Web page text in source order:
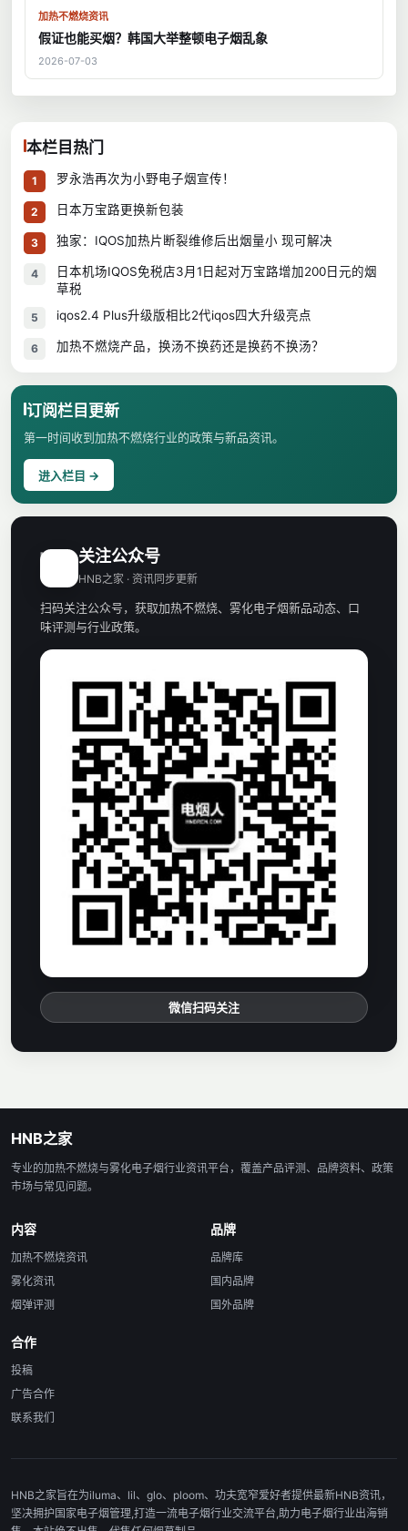
加热不燃烧资讯
假证也能买烟？韩国大举整顿电子烟乱象
2026-07-03
本栏目热门
1 罗永浩再次为小野电子烟宣传！
2 日本万宝路更换新包装
3 独家：IQOS加热片断裂维修后出烟量小 现可解决
4
日本机场IQOS免税店3月1日起对万宝路增加200日元的烟
草税
5 iqos2.4 Plus升级版相比2代iqos四大升级亮点
6 加热不燃烧产品，换汤不换药还是换药不换汤？
订阅栏目更新
第一时间收到加热不燃烧行业的政策与新品资讯。
进入栏目 →
H 关注公众号
HNB之家 · 资讯同步更新
扫码关注公众号，获取加热不燃烧、雾化电子烟新品动态、口
味评测与行业政策。
微信扫码关注
HNB之家
专业的加热不燃烧与雾化电子烟行业资讯平台，覆盖产品评测、品牌资料、政策
市场与常见问题。
内容
加热不燃烧资讯
雾化资讯
烟弹评测
品牌
品牌库
国内品牌
国外品牌
合作
投稿
广告合作
联系我们
HNB之家旨在为iluma、lil、glo、ploom、功夫宽窄爱好者提供最新HNB资讯，
坚决拥护国家电子烟管理,打造一流电子烟行业交流平台,助力电子烟行业出海销